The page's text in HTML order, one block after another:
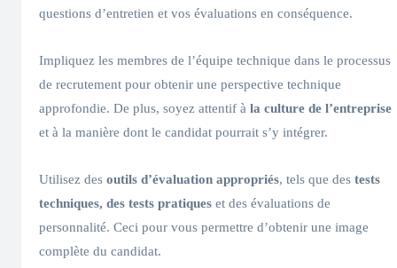
questions d’entretien et vos évaluations en conséquence.
Impliquez les membres de l’équipe technique dans le processus
de recrutement pour obtenir une perspective technique
approfondie. De plus, soyez attentif à la culture de l’entreprise
et à la manière dont le candidat pourrait s’y intégrer.
Utilisez des outils d’évaluation appropriés, tels que des tests
techniques, des tests pratiques et des évaluations de
personnalité. Ceci pour vous permettre d’obtenir une image
complète du candidat.